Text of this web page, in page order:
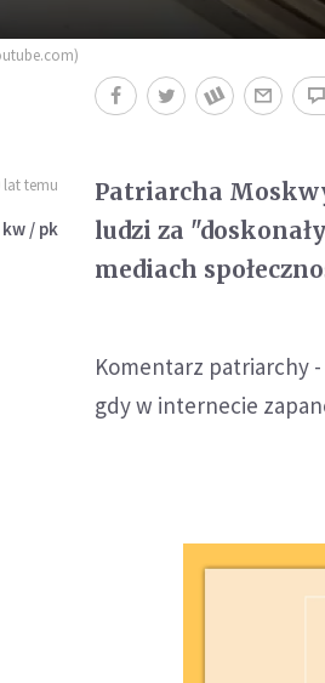
lat temu
/ pk
Patriarcha
ludzi za
mediach
Komentarz patriarchy -
gdy w internecie